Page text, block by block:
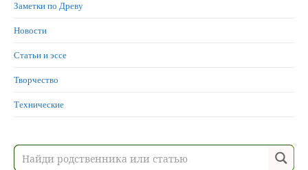
Заметки по Древу
Новости
Статьи и эссе
Творчество
Технические